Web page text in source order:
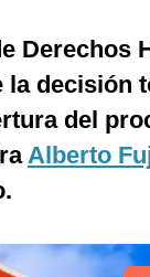
Derechos
decisión
del
Alberto